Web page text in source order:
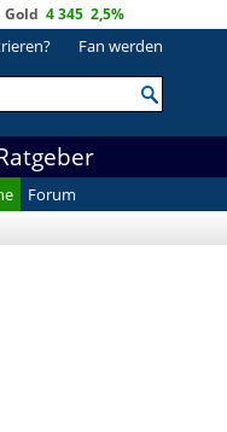
Gold 4 345 2,5%
Fan werden
Forum